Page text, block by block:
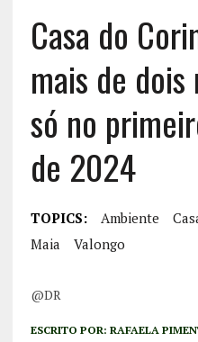
Casa do
mais de
só no
de 2024
TOPICS: Ambiente
Maia
Valongo
@DR
ESCRITO POR: RAFAELA